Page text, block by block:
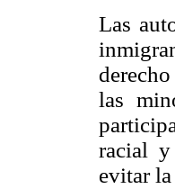
Las
las
racial y
evitar